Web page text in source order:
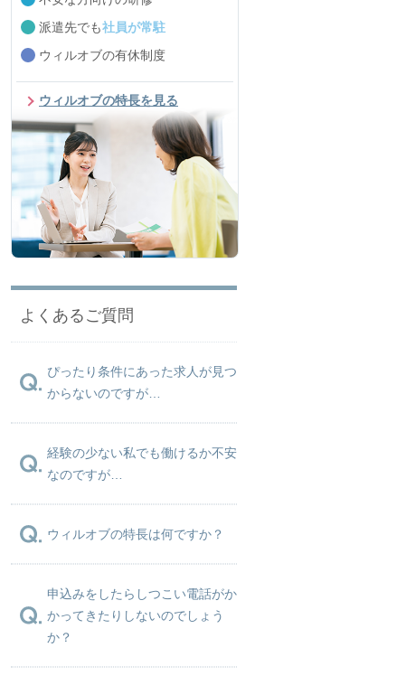
派遣先でも社員が常駐
ウィルオブの有休制度
ウィルオブの特長を見る
よくあるご質問
ぴったり条件にあった求人が見つ
からないのですが…
経験の少ない私でも働けるか不安
なのですが…
ウィルオブの特長は何ですか？
申込みをしたらしつこい電話がか
かってきたりしないのでしょう
か？